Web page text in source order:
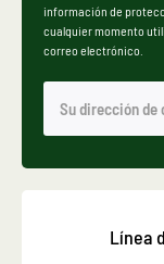
información de
cualquier momento
correo electrónico.
Línea